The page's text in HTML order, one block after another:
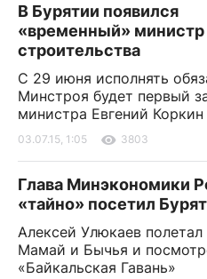
В Бурятии появился
«временный» министр
строительства
С 29 июня исполнять
Минстроя будет первый
министра Евгений Коркин
03.07.15, 1:05 3803
Глава Минэкономики
«тайно» посетил
Алексей Улюкаев полетал
Мамай и Бычья и
«Байкальская Гавань»